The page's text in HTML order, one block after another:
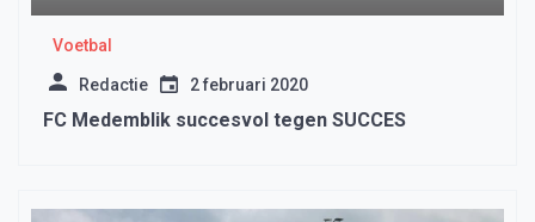
Voetbal
Redactie 2 februari 2020
FC Medemblik succesvol tegen SUCCES